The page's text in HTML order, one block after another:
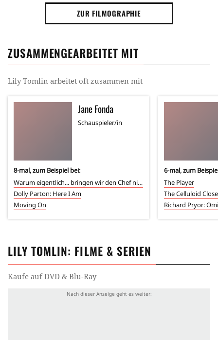
ZUR FILMOGRAPHIE
ZUSAMMENGEARBEITET MIT
Lily Tomlin arbeitet oft zusammen mit
Jane Fonda
Schauspieler/in
8-mal, zum Beispiel bei:
Warum eigentlich... bringen wir den Chef nicht um?
Dolly Parton: Here I Am
Moving On
6-mal, zum
The Player
The Celluloid
Richard Pryor:
LILY TOMLIN: FILME & SERIEN
Kaufe auf DVD & Blu-Ray